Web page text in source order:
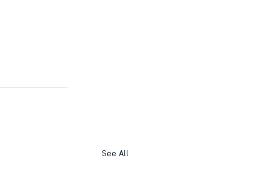
See All